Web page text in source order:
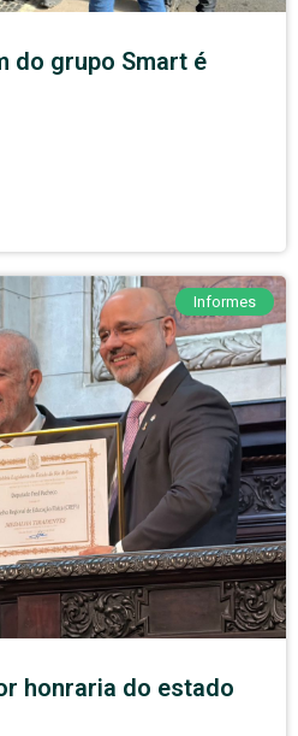
do grupo Smart é
Informes
honraria do estado